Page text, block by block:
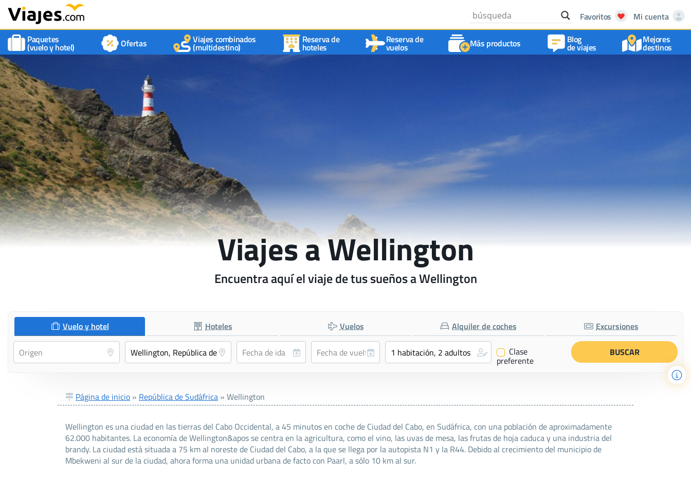
Favoritos
Mi cuenta
Paquetes
(vuelo y hotel) Ofertas Viajes combinados
(multidestino)
Reserva de
hoteles
Reserva de
vuelos Más productos Blog
de viajes
Mejores
destinos
Viajes a Wellington
Encuentra aquí el viaje de tus sueños a Wellington
Vuelo y hotel Hoteles Vuelos Alquiler de coches Excursiones
✔ Clase
preferente
Página de inicio » República de Sudáfrica » Wellington
Wellington es una ciudad en las tierras del Cabo Occidental, a 45 minutos en coche de Ciudad del Cabo, en Sudáfrica, con una población de aproximadamente
62.000 habitantes. La economía de Wellington&apos se centra en la agricultura, como el vino, las uvas de mesa, las frutas de hoja caduca y una industria del
brandy. La ciudad está situada a 75 km al noreste de Ciudad del Cabo, a la que se llega por la autopista N1 y la R44. Debido al crecimiento del municipio de
Mbekweni al sur de la ciudad, ahora forma una unidad urbana de facto con Paarl, a sólo 10 km al sur.